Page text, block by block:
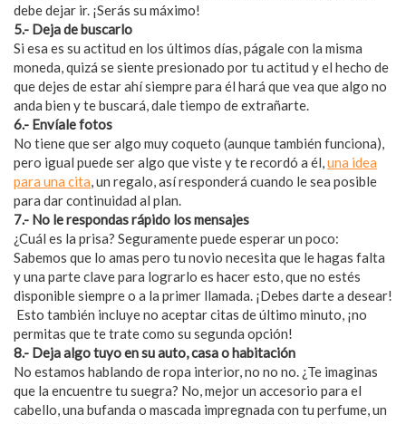
debe dejar ir. ¡Serás su máximo!
5.- Deja de buscarlo
Si esa es su actitud en los últimos días, págale con la misma
moneda, quizá se siente presionado por tu actitud y el hecho de
que dejes de estar ahí siempre para él hará que vea que algo no
anda bien y te buscará, dale tiempo de extrañarte.
6.- Envíale fotos
No tiene que ser algo muy coqueto (aunque también funciona),
pero igual puede ser algo que viste y te recordó a él,una idea
para una cita, un regalo, así responderá cuando le sea posible
para dar continuidad al plan.
7.- No le respondas rápido los mensajes
¿Cuál es la prisa? Seguramente puede esperar un poco:
Sabemos que lo amas pero tu novio necesita que le hagas falta
y una parte clave para lograrlo es hacer esto, que no estés
disponible siempre o a la primer llamada. ¡Debes darte a desear!
Esto también incluye no aceptar citas de último minuto, ¡no
permitas que te trate como su segunda opción!
8.- Deja algo tuyo en su auto, casa o habitación
No estamos hablando de ropa interior, no no no. ¿Te imaginas
que la encuentre tu suegra? No, mejor un accesorio para el
cabello, una bufanda o mascada impregnada con tu perfume, un